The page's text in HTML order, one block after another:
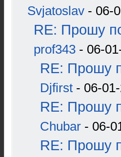
Svjatoslav - 06-
RE: Прошу
prof343 - 06-
RE: Прошу
Djfirst - 06-
RE: Прошу
Chubar - 06-
RE: Прошу